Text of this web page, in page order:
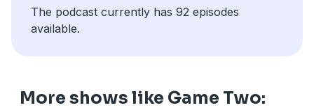
The podcast currently has 92 episodes
available.
More shows like Game Two: